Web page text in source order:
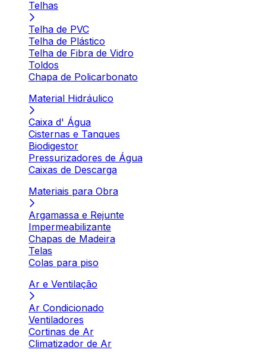
Telhas
Telha de PVC
Telha de Plástico
Telha de Fibra de Vidro
Toldos
Chapa de Policarbonato
Material Hidráulico
Caixa d' Água
Cisternas e Tanques
Biodigestor
Pressurizadores de Água
Caixas de Descarga
Materiais para Obra
Argamassa e Rejunte
Impermeabilizante
Chapas de Madeira
Telas
Colas para piso
Ar e Ventilação
Ar Condicionado
Ventiladores
Cortinas de Ar
Climatizador de Ar